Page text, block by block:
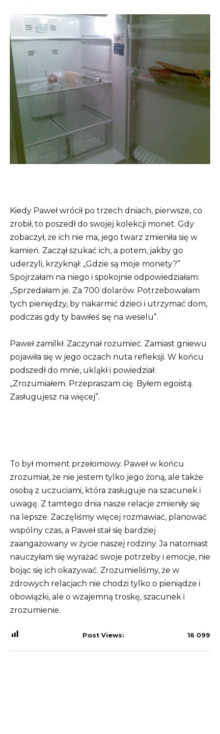
Kiedy Paweł wrócił po trzech dniach, pierwsze, co
zrobił, to poszedł do swojej kolekcji monet. Gdy
zobaczył, że ich nie ma, jego twarz zmieniła się w
kamień. Zaczął szukać ich, a potem, jakby go
uderzyli, krzyknął: „Gdzie są moje monety?”
Spojrzałam na niego i spokojnie odpowiedziałam:
„Sprzedałam je. Za 700 dolarów. Potrzebowałam
tych pieniędzy, by nakarmić dzieci i utrzymać dom,
podczas gdy ty bawiłeś się na weselu”.
Paweł zamilkł. Zaczynał rozumieć. Zamiast gniewu
pojawiła się w jego oczach nuta refleksji. W końcu
podszedł do mnie, ukląkł i powiedział:
„Zrozumiałem. Przepraszam cię. Byłem egoistą.
Zasługujesz na więcej”.
To był moment przełomowy. Paweł w końcu
zrozumiał, że nie jestem tylko jego żoną, ale także
osobą z uczuciami, która zasługuje na szacunek i
uwagę. Z tamtego dnia nasze relacje zmieniły się
na lepsze. Zaczęliśmy więcej rozmawiać, planować
wspólny czas, a Paweł stał się bardziej
zaangażowany w życie naszej rodziny. Ja natomiast
nauczyłam się wyrażać swoje potrzeby i emocje, nie
bojąc się ich okazywać. Zrozumieliśmy, że w
zdrowych relacjach nie chodzi tylko o pieniądze i
obowiązki, ale o wzajemną troskę, szacunek i
zrozumienie.
Post Views: 16 099